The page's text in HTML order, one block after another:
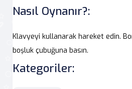
Nasıl Oynanır?:
Klavyeyi kullanarak hareket edin.
boşluk çubuğuna basın.
Kategoriler: